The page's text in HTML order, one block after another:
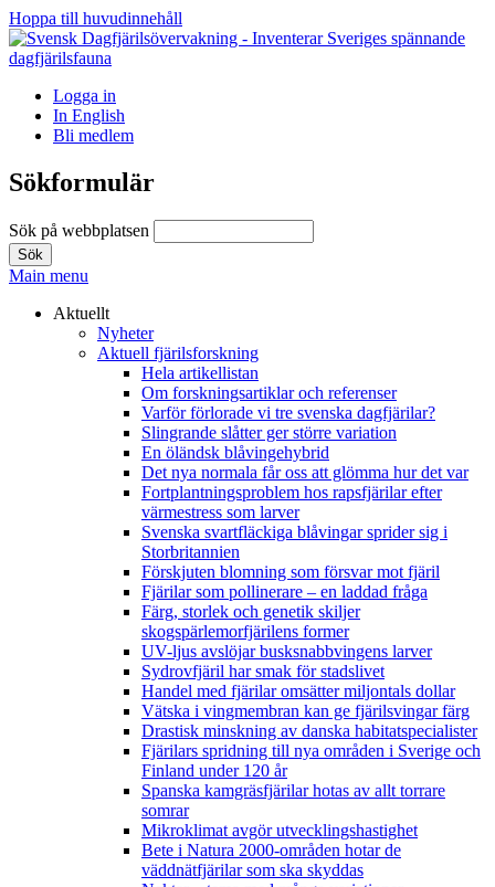
Hoppa till huvudinnehåll
Logga in
In English
Bli medlem
Sökformulär
Sök på webbplatsen
Main menu
Aktuellt
Nyheter
Aktuell fjärilsforskning
Hela artikellistan
Om forskningsartiklar och referenser
Varför förlorade vi tre svenska dagfjärilar?
Slingrande slåtter ger större variation
En öländsk blåvingehybrid
Det nya normala får oss att glömma hur det var
Fortplantningsproblem hos rapsfjärilar efter
värmestress som larver
Svenska svartfläckiga blåvingar sprider sig i
Storbritannien
Förskjuten blomning som försvar mot fjäril
Fjärilar som pollinerare – en laddad fråga
Färg, storlek och genetik skiljer
skogspärlemorfjärilens former
UV-ljus avslöjar busksnabbvingens larver
Sydrovfjäril har smak för stadslivet
Handel med fjärilar omsätter miljontals dollar
Vätska i vingmembran kan ge fjärilsvingar färg
Drastisk minskning av danska habitatspecialister
Fjärilars spridning till nya områden i Sverige och
Finland under 120 år
Spanska kamgräsfjärilar hotas av allt torrare
somrar
Mikroklimat avgör utvecklingshastighet
Bete i Natura 2000-områden hotar de
väddnätfjärilar som ska skyddas